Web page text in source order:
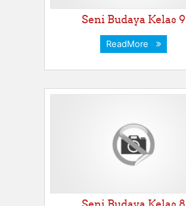
Seni Budaya Kelas 9
ReadMore